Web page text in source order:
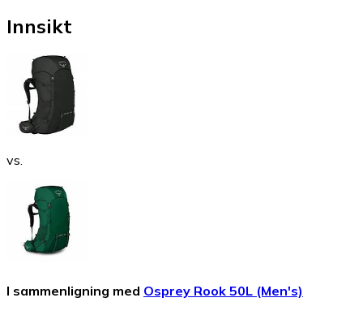
Innsikt
vs.
I sammenligning med Osprey Rook 50L (Men's)